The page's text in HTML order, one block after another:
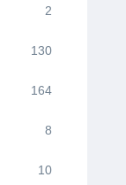
2
130
164
8
10